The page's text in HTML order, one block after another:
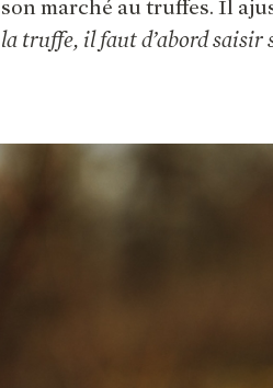
son marché au truffes. Il
la truffe, il faut d’abord